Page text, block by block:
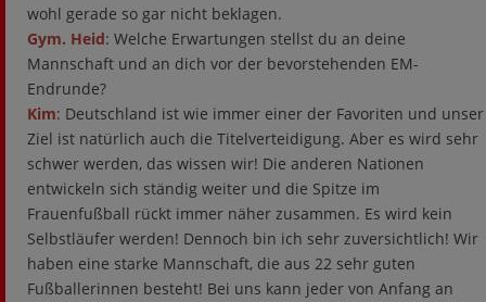
wohl gerade so gar nicht beklagen.
Gym. Heid: Welche Erwartungen stellst du an deine
Mannschaft und an dich vor der bevorstehenden EM-
Endrunde?
Kim: Deutschland ist wie immer einer der Favoriten und unser
Ziel ist natürlich auch die Titelverteidigung. Aber es wird sehr
schwer werden, das wissen wir! Die anderen Nationen
entwickeln sich ständig weiter und die Spitze im
Frauenfußball rückt immer näher zusammen. Es wird kein
Selbstläufer werden! Dennoch bin ich sehr zuversichtlich! Wir
haben eine starke Mannschaft, die aus 22 sehr guten
Fußballerinnen besteht! Bei uns kann jeder von Anfang an